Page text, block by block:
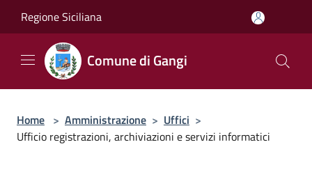
Regione Siciliana
Comune di Gangi
Home > Amministrazione > Uffici >
Ufficio registrazioni, archiviazioni e servizi informatici